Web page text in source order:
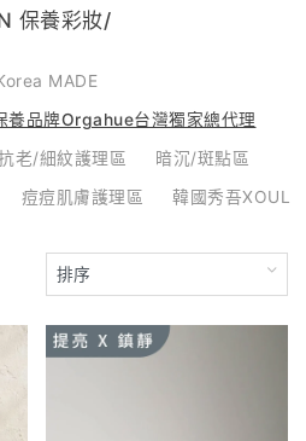
保養彩妝/
MADE
養品牌Orgahue台灣獨家總代理
老/細紋護理區
暗沉/斑點區
痘痘肌膚護理區 韓國秀吾XOUL